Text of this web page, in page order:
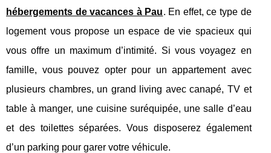
hébergements de vacances à Pau. En effet, ce type de
logement vous propose un espace de vie spacieux qui
vous offre un maximum d’intimité. Si vous voyagez en
famille, vous pouvez opter pour un appartement avec
plusieurs chambres, un grand living avec canapé, TV et
table à manger, une cuisine suréquipée, une salle d’eau
et des toilettes séparées. Vous disposerez également
d’un parking pour garer votre véhicule.